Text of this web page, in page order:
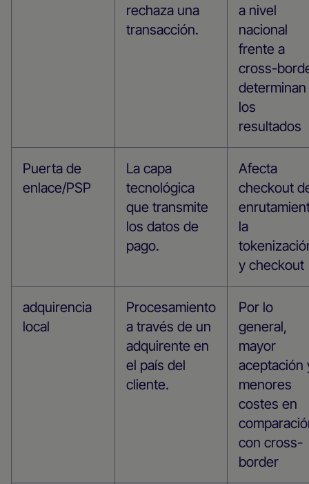
rechaza una
transacción.
a nivel
nacional
frente a
cross-
determinan
los
resultados
Puerta de
enlace/PSP
La capa
tecnológica
que transmite
los datos de
pago.
Afecta
checkout
la
y checkout
adquirencia
local
Procesamiento
a través de un
adquirente en
el país del
cliente.
Por lo
general,
mayor
aceptación
menores
costes en
con cross-
border